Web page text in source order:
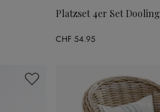
Platzset 4er Set Dooling
CHF 54.95